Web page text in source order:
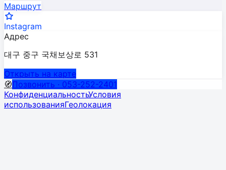
Маршрут
Instagram
Адрес
대구 중구 국채보상로 531
Открыть на карте
🧭Позвонить · 053-252-2401
КонфиденциальностьУсловия
использованияГеолокация